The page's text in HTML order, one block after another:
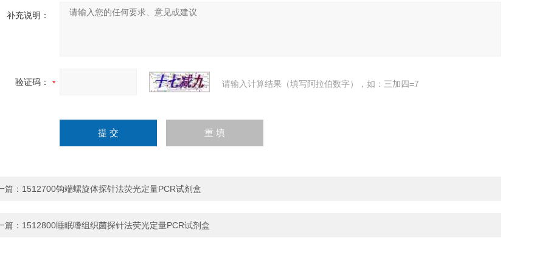
补充说明：
验证码： 请输入计算结果（填写阿拉伯数字），如：三加四=7
篇： 1512700钩端螺旋体探针法荧光定量PCR试剂盒
篇： 1512800睡眠嗜组织菌探针法荧光定量PCR试剂盒